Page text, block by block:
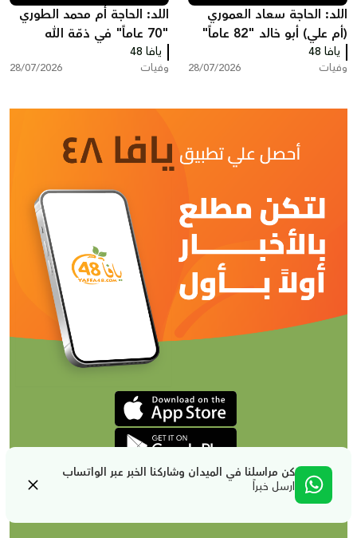
كن مراسلنا في الميدان وشاركنا الخبر عبر الواتساب
ارسل خبراً
اللد: الحاجة سعاد العموري
(أم علي) أبو خالد "82 عاماً"
في ذمّة الله
يافا 48
وفيات 28/07/2026
اللد: الحاجة أم محمد الطوري
"70 عاماً" في ذمّة الله
يافا 48
وفيات 28/07/2026